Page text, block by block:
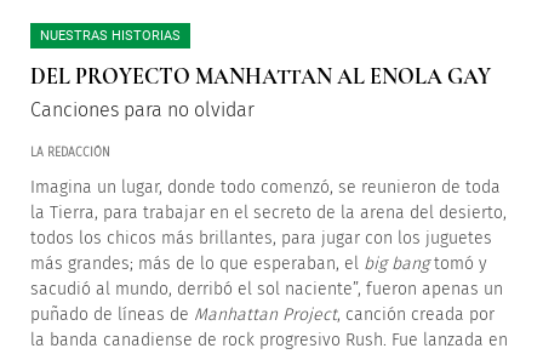
NUESTRAS HISTORIAS
DEL PROYECTO MANHATTAN AL ENOLA GAY
Canciones para no olvidar
LA REDACCIÓN
Imagina un lugar, donde todo comenzó, se reunieron de toda
la Tierra, para trabajar en el secreto de la arena del desierto,
todos los chicos más brillantes, para jugar con los juguetes
más grandes; más de lo que esperaban, el big bangtomó y
sacudió al mundo, derribó el sol naciente”, fueron apenas un
puñado de líneas de Manhattan Project, canción creada por
la banda canadiense de rock progresivo Rush. Fue lanzada en